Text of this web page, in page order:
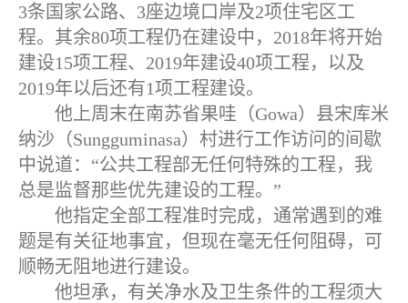
3条国家公路、3座边境口岸及2项住宅区工
程。其余80项工程仍在建设中，2018年将开始
建设15项工程、2019年建设40项工程，以及
2019年以后还有1项工程建设。
他上周末在南苏省果哇（Gowa）县宋库米
纳沙（Sungguminasa）村进行工作访问的间歇
中说道：“公共工程部无任何特殊的工程，我
总是监督那些优先建设的工程。”
他指定全部工程准时完成，通常遇到的难
题是有关征地事宜，但现在毫无任何阻碍，可
顺畅无阻地进行建设。
他坦承，有关净水及卫生条件的工程须大